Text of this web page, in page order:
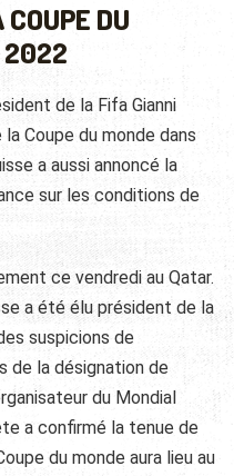
DU
2022
de la Fifa Gianni
Coupe du monde dans
a aussi annoncé la
sur les conditions de
ce vendredi au Qatar.
a été élu président de la
suspicions de
de la désignation de
du Mondial
a confirmé la tenue de
du monde aura lieu au